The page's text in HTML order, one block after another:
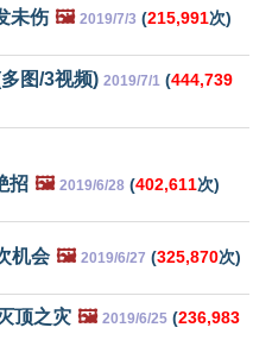
未伤 🖼️ 2019/7/3 (215,991次)
图/3视频) 2019/7/1 (444,739
招 🖼️ 2019/6/28 (402,611次)
机会 🖼️ 2019/6/27 (325,870次)
顶之灾 🖼️ 2019/6/25 (236,983